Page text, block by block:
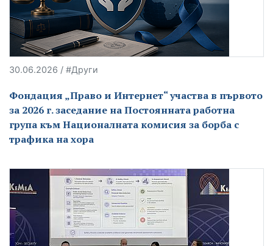
30.06.2026 / #Други
Фондация „Право и Интернет“ участва в първото
за 2026 г. заседание на Постоянната работна
група към Националната комисия за борба с
трафика на хора